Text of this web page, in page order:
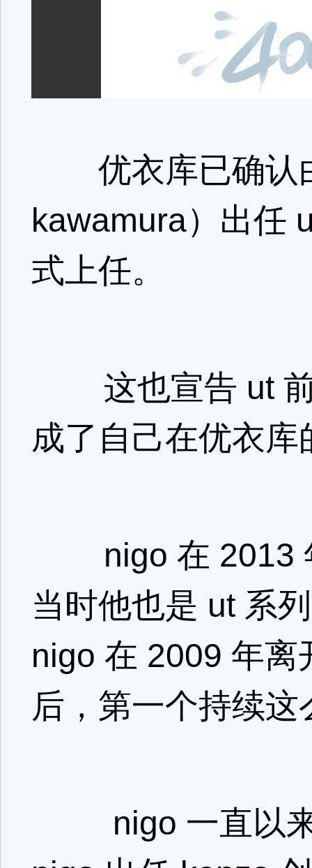
优衣库已确认
kawamura）出任
式上任。
这也宣告 ut 前
成了自己在优衣库
nigo 在 2013
当时他也是 ut 系
nigo 在 2009 年
后，第一个持续
nigo 一直以来